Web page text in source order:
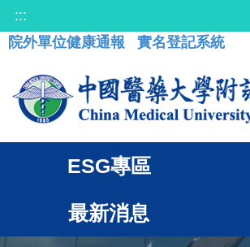
:::
院外單位健康通報
實名登記系統
ESG專區
最新消息